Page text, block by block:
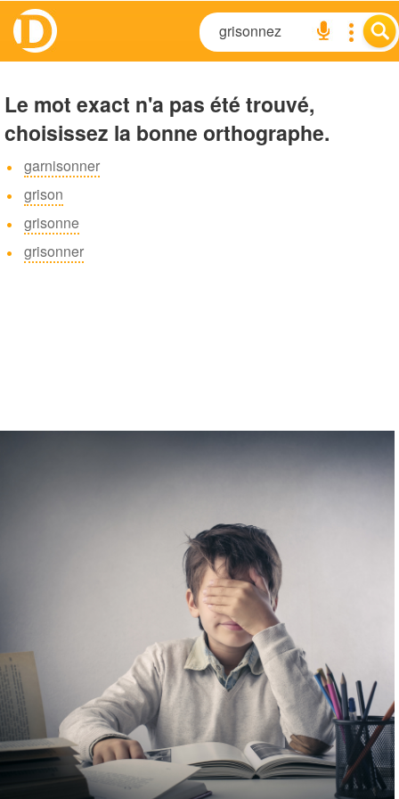
Le mot exact n'a pas été trouvé,
choisissez la bonne orthographe.
garnisonner
grison
grisonne
grisonner